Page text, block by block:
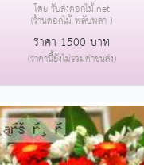
โดย รับส่งดอกไม้.net
(ร้านดอกไม้ พลับพลา )
ราคา 1500 บาท
(ราคานี้ยังไม่รวมค่าขนส่ง)